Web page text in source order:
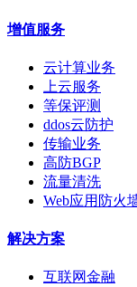
增值服务
云计算业务
上云服务
等保评测
ddos云防护
传输业务
高防BGP
流量清洗
Web应用防火
解决方案
互联网金融